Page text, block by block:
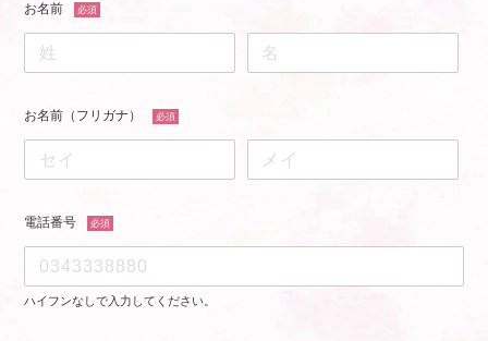
お名前 必須
お名前（フリガナ） 必須
電話番号 必須
ハイフンなしで入力してください。